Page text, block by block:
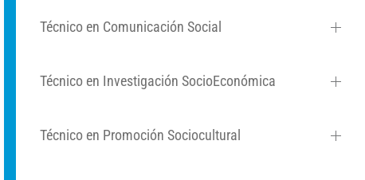
Técnico en Comunicación Social
Técnico en Investigación SocioEconómica
Técnico en Promoción Sociocultural